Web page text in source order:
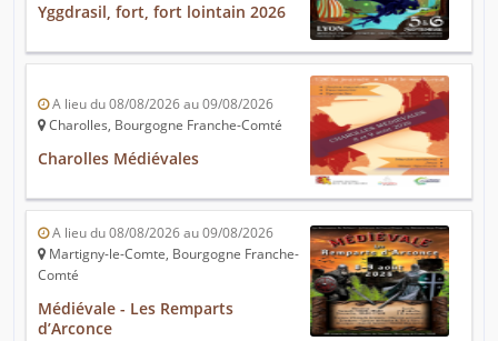
Yggdrasil, fort, fort lointain 2026
A lieu du 08/08/2026 au 09/08/2026
Charolles, Bourgogne Franche-Comté
Charolles Médiévales
A lieu du 08/08/2026 au 09/08/2026
Martigny-le-Comte, Bourgogne Franche-
Comté
Médiévale - Les Remparts
d’Arconce